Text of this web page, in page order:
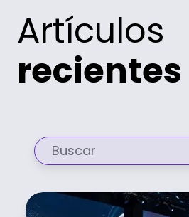
Artículos
recientes